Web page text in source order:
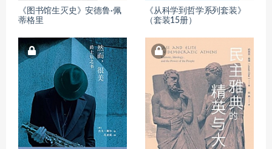
《图书馆生灭史》安德鲁·佩
蒂格里
《从科学到哲学系列套装》
（套装15册）